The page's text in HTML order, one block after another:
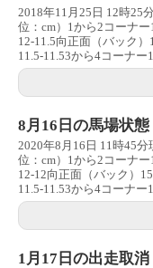
2018年11月25日 12時25
位：cm）1から2コーナー
12-11.5向正面（バック）
11.5-11.53から4コーナー
8月16日の馬場状態
2020年8月16日 11時45
位：cm）1から2コーナー
12-12向正面（バック）
11.5-11.53から4コーナー
1月17日の出走取消